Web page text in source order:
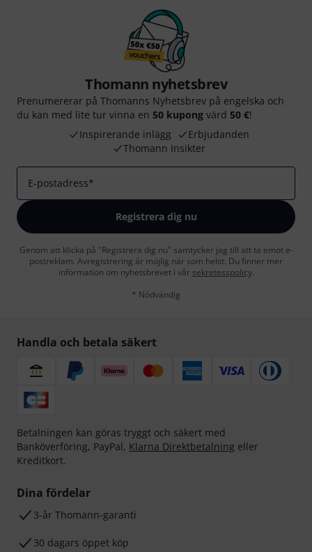
Thomann nyhetsbrev
Prenumererar på Thomanns Nyhetsbrev på engelska och
du kan med lite tur vinna en 50 kupong värd 50 €!
Inspirerande inlägg
Erbjudanden
Thomann Insikter
E-postadress*
Registrera dig nu
Genom att klicka på "Registrera dig nu" samtycker jag till att ta emot e-
postreklam. Avregistrering är möjlig när som helst. Du finner mer
information om nyhetsbrevet i vår sekretesspolicy.
* Nödvändig
Handla och betala säkert
Betalningen kan göras tryggt och säkert med
Banköverföring, PayPal, Klarna Direktbetalning eller
Kreditkort.
Dina fördelar
3-år Thomann-garanti
30 dagars öppet köp